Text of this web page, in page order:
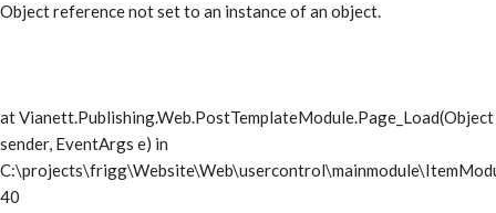
Object reference not set to an instance of an object.
at Vianett.Publishing.Web.PostTemplateModule.Page_Load(Object
sender, EventArgs e) in
40